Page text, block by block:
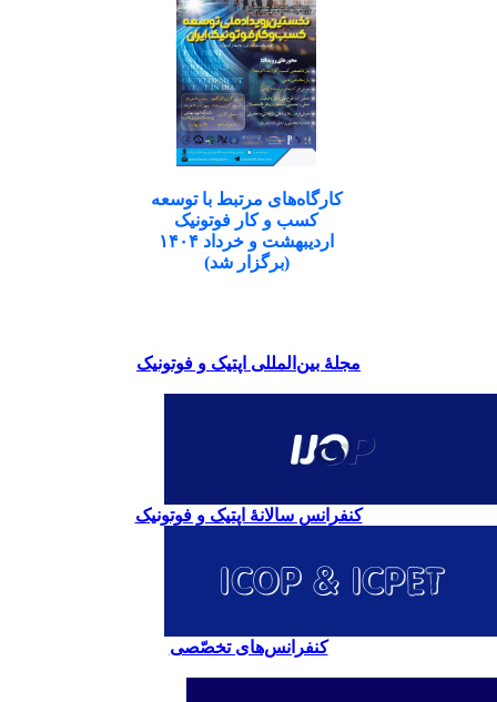
کارگاه‌های مرتبط با توسعه
کسب و کار فوتونیک
اردیبهشت و خرداد ۱۴۰۴
(برگزار شد)
مجلۀ بین‌المللی اپتیک و فوتونیک
کنفرانس سالانۀ اپتیک و فوتونیک
کنفرانس‌های تخصّصی